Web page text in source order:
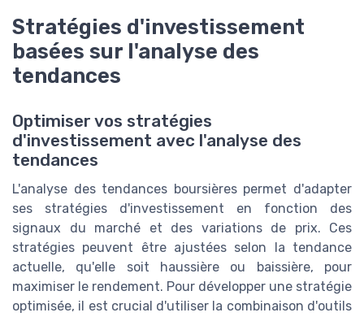
Stratégies d'investissement
basées sur l'analyse des
tendances
Optimiser vos stratégies
d'investissement avec l'analyse des
tendances
L'analyse des tendances boursières permet d'adapter
ses stratégies d'investissement en fonction des
signaux du marché et des variations de prix. Ces
stratégies peuvent être ajustées selon la tendance
actuelle, qu'elle soit haussière ou baissière, pour
maximiser le rendement. Pour développer une stratégie
optimisée, il est crucial d'utiliser la combinaison d'outils